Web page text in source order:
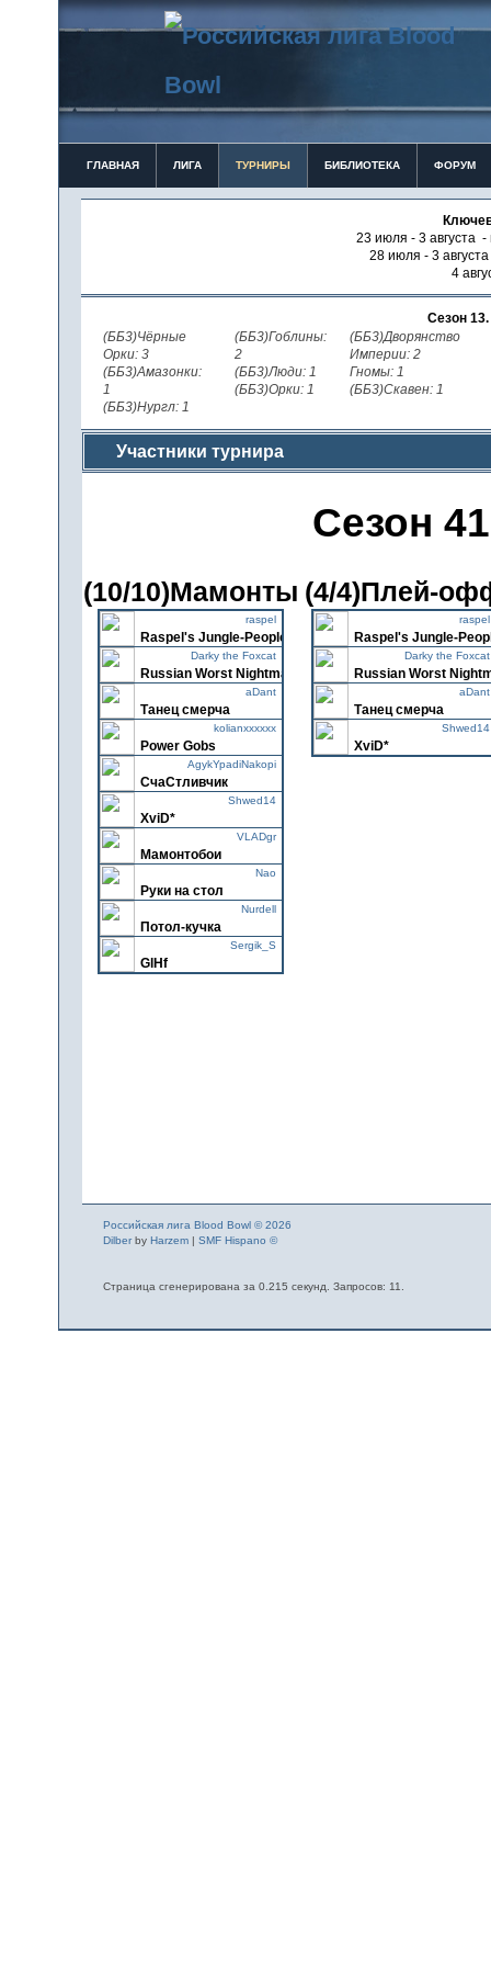
ГЛАВНАЯ ЛИГА ТУРНИРЫ БИБЛИОТЕКА ФОРУМ
23 июля - 3 августа -
28 июля - 3
4
Сезон 13.
(ББ3)Чёрные
Орки: 3
(ББ3)Амазонки:
1
(ББ3)Нургл: 1
(ББ3)Гоблины:
2
(ББ3)Люди: 1
(ББ3)Орки: 1
(ББ3)Дворянство
Империи: 2
Гномы: 1
(ББ3)Скавен: 1
Участники турнира
Сезон 41
(10/10)Мамонты
raspel
Raspel's Jungle-People
Darky the Foxcat
Russian Worst Nightmares
aDant
Танец смерча
kolianxxxxxx
Power Gobs
AgykYpadiNakopi
СчаСтливчик
Shwed14
XviD*
VLADgr
Мамонтобои
Nao
Руки на стол
Nurdell
Потол-кучка
Sergik_S
GlHf
(4/4)Плей-
raspel
Raspel's Jungle-
Darky the Foxcat
Russian Worst
aDant
Танец смерча
Shwed14
XviD*
Российская лига Blood Bowl © 2026
Dilberby Harzem| SMF Hispano ©
Страница сгенерирована за 0.215 секунд. Запросов: 11.